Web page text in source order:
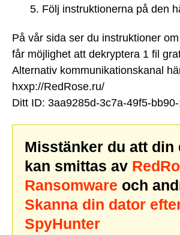
Följ instruktionerna på den
På vår sida ser du instruktioner
får möjlighet att dekryptera 1 fil
Alternativ kommunikationskanal
hxxp://RedRose.ru/
Ditt ID: 3aa9285d-3c7a-49f5-
Misstänker du att din
kan smittas av
Ransomware och
Skanna din dator
SpyHunter